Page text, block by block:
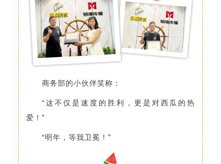
商务部的小伙伴笑称：
“这不仅是速度的胜利，更是对西瓜的热
爱！”
“明年，等我卫冕！”